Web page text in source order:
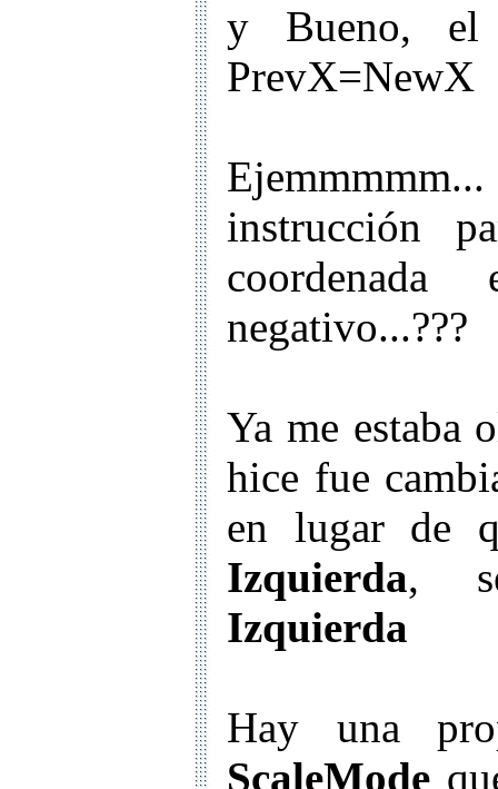
y Bueno, el
PrevX=NewX
instrucción
negativo...???
Ya me estaba
hice fue
en lugar de
Izquierda,
Izquierda
Hay una
ScaleMode